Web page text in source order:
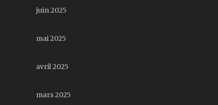
juin 2025
mai 2025
avril 2025
mars 2025